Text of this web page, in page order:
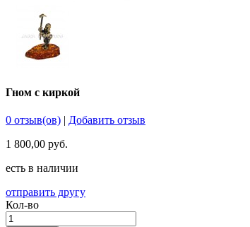
Гном с киркой
0 отзыв(ов) | Добавить отзыв
1 800,00 руб.
есть в наличии
отправить другу
Кол-во